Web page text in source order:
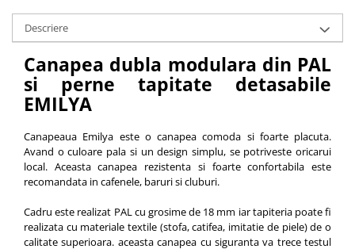
Descriere
Canapea dubla modulara din PAL
si perne tapitate detasabile
EMILYA
Canapeaua Emilya este o canapea comoda si foarte placuta.
Avand o culoare pala si un design simplu, se potriveste oricarui
local. Aceasta canapea rezistenta si foarte confortabila este
recomandata in cafenele, baruri si cluburi.
Cadru este realizat PAL cu grosime de 18 mm iar tapiteria poate fi
realizata cu materiale textile (stofa, catifea, imitatie de piele) de o
calitate superioara. aceasta canapea cu siguranta va trece testul